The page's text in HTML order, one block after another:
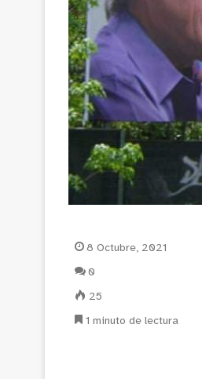
8 Octubre, 2021
0
25
1 minuto de lectura